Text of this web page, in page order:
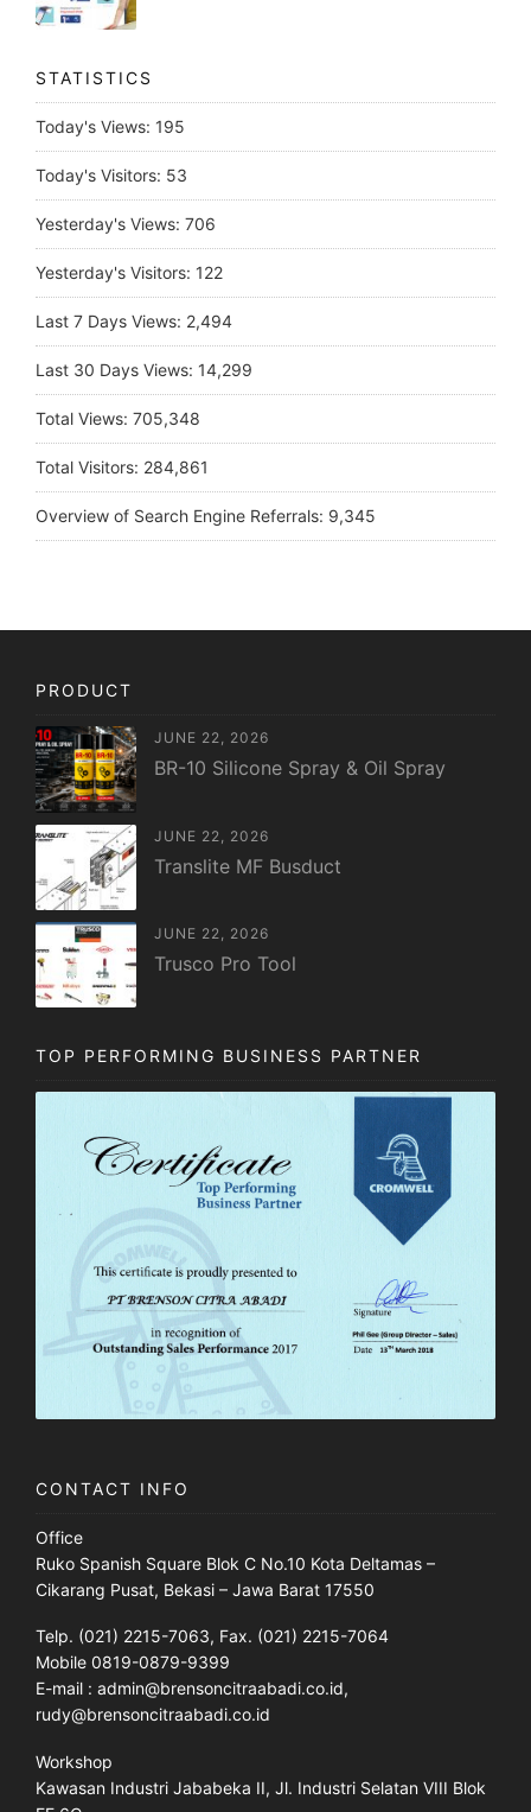
STATISTICS
Today's Views: 195
Today's Visitors: 53
Yesterday's Views: 706
Yesterday's Visitors: 122
Last 7 Days Views: 2,494
Last 30 Days Views: 14,299
Total Views: 705,348
Total Visitors: 284,861
Overview of Search Engine Referrals: 9,345
PRODUCT
JUNE 22, 2026
BR-10 Silicone Spray & Oil Spray
JUNE 22, 2026
Translite MF Busduct
JUNE 22, 2026
Trusco Pro Tool
TOP PERFORMING BUSINESS PARTNER
CONTACT INFO
Office
Ruko Spanish Square Blok C No.10 Kota Deltamas –
Cikarang Pusat, Bekasi – Jawa Barat 17550
Telp. (021) 2215-7063, Fax. (021) 2215-7064
Mobile 0819-0879-9399
E-mail : admin@brensoncitraabadi.co.id,
rudy@brensoncitraabadi.co.id
Workshop
Kawasan Industri Jababeka II, Jl. Industri Selatan VIII Blok